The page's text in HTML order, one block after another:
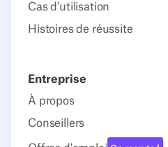
Cas d'utilisation
Histoires de réussite
Entreprise
À propos
Conseillers